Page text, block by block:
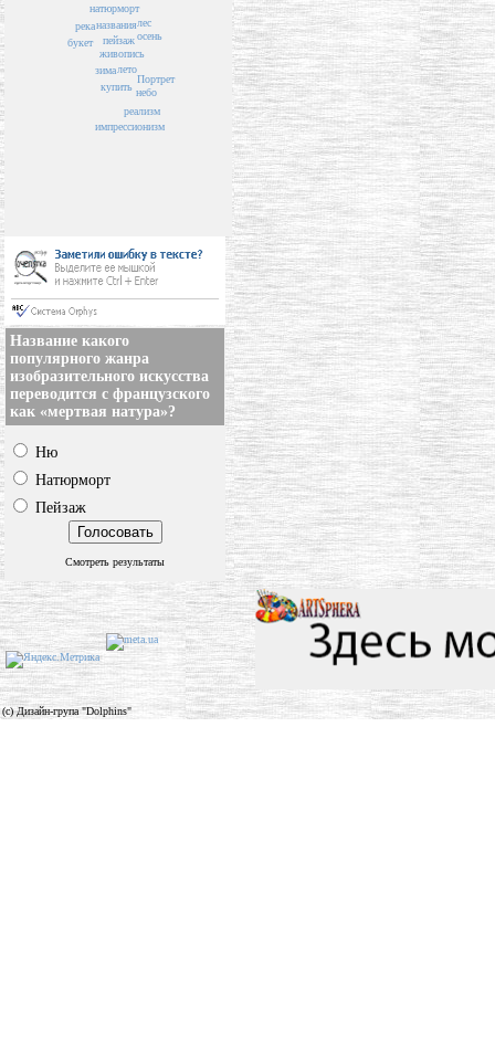
пейзаж
названия
живопись
лето
натюрморт
купить
лес
зима
осень
букет
река
реализм
небо
импрессионизм
Портрет
Название какого
популярного жанра
изобразительного искусства
переводится с французского
как «мертвая натура»?
Ню
Натюрморт
Пейзаж
Смотреть результаты
(c) Дизайн-група "Dolphins"